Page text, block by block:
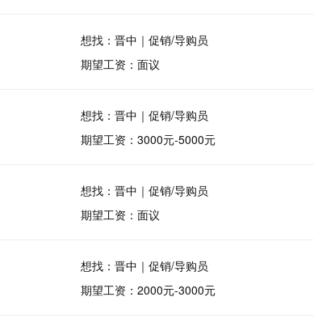
想找：晋中｜促销/导购员
期望工资：面议
想找：晋中｜促销/导购员
期望工资：3000元-5000元
想找：晋中｜促销/导购员
期望工资：面议
想找：晋中｜促销/导购员
期望工资：2000元-3000元